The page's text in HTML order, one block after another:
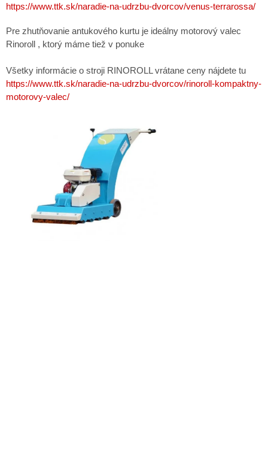
https://www.ttk.sk/naradie-na-udrzbu-dvorcov/venus-terrarossa/
Pre zhutňovanie antukového kurtu je ideálny motorový valec
Rinoroll , ktorý máme tiež v ponuke
Všetky informácie o stroji RINOROLL vrátane ceny nájdete tu
https://www.ttk.sk/naradie-na-udrzbu-dvorcov/rinoroll-kompaktny-
motorovy-valec/